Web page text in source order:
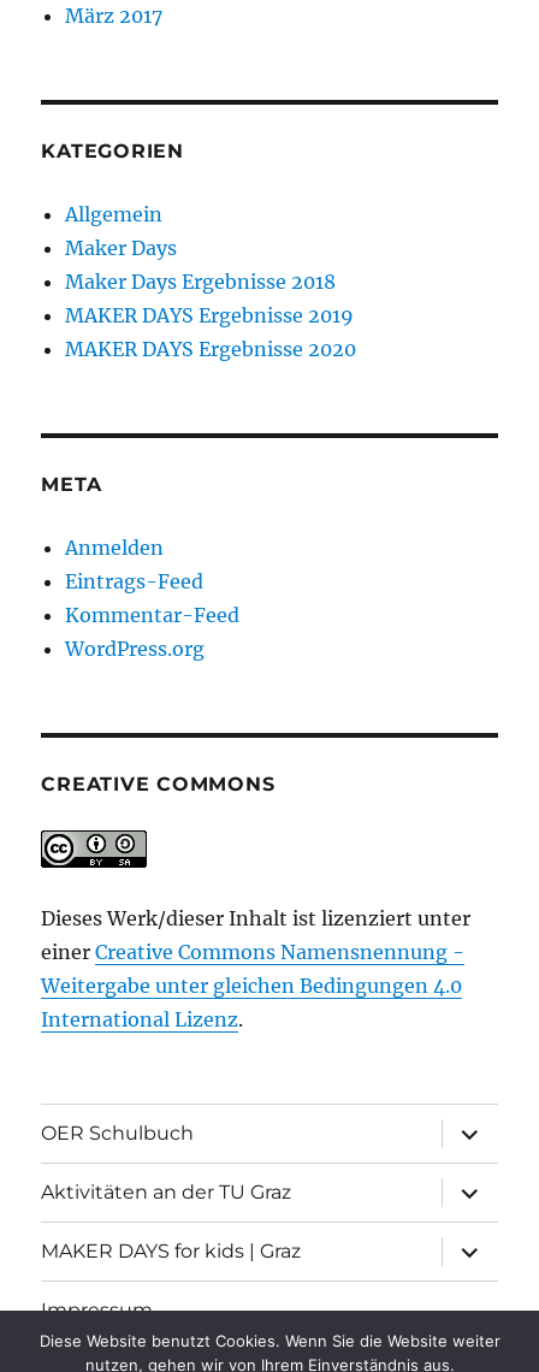
März 2017
KATEGORIEN
Allgemein
Maker Days
Maker Days Ergebnisse 2018
MAKER DAYS Ergebnisse 2019
MAKER DAYS Ergebnisse 2020
META
Anmelden
Eintrags-Feed
Kommentar-Feed
WordPress.org
CREATIVE COMMONS
Dieses Werk/dieser Inhalt ist lizenziert unter
einerCreative Commons Namensnennung -
Weitergabe unter gleichen Bedingungen 4.0
International Lizenz.
OER Schulbuch
öffnen
Aktivitäten an der TU Graz
öffnen
MAKER DAYS for kids | Graz
öffnen
Impressum
Diese Website benutzt Cookies. Wenn Sie die Website weiter
nutzen, gehen wir von Ihrem Einverständnis aus.